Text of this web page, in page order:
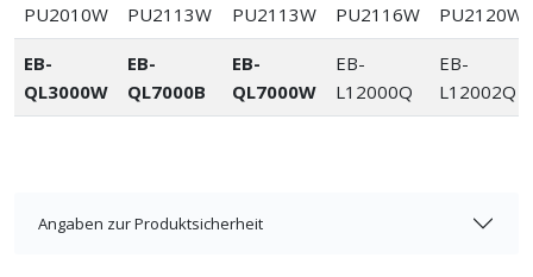
PU2010W
PU2113W
PU2113W
PU2116W
PU2120W
EB-
QL3000W
EB-
QL7000B
EB-
QL7000W
EB-
L12000Q
EB-
L12002Q
Angaben zur Produktsicherheit